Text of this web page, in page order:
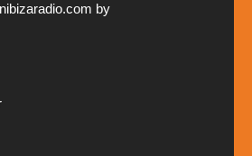
by